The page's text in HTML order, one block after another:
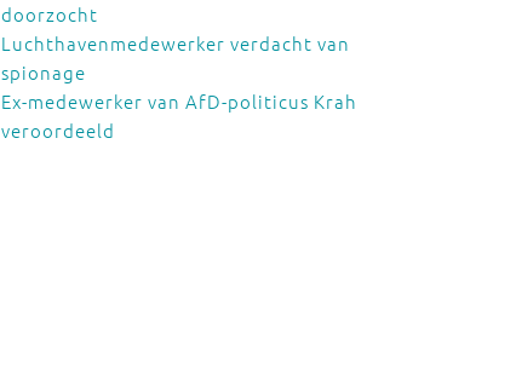
doorzocht
Luchthavenmedewerker verdacht van
spionage
Ex-medewerker van AfD-politicus Krah
veroordeeld